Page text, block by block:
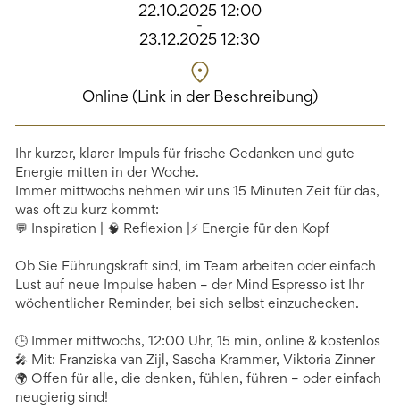
22.10.2025 12:00
-
23.12.2025 12:30
Online (Link in der Beschreibung)
Ihr kurzer, klarer Impuls für frische Gedanken und gute
Energie mitten in der Woche.
Immer mittwochs nehmen wir uns 15 Minuten Zeit für das,
was oft zu kurz kommt:
💬 Inspiration | 🧠 Reflexion |⚡ Energie für den Kopf
Ob Sie Führungskraft sind, im Team arbeiten oder einfach
Lust auf neue Impulse haben – der Mind Espresso ist Ihr
wöchentlicher Reminder, bei sich selbst einzuchecken.
🕒 Immer mittwochs, 12:00 Uhr, 15 min, online & kostenlos
🎤 Mit: Franziska van Zijl, Sascha Krammer, Viktoria Zinner
🌍 Offen für alle, die denken, fühlen, führen – oder einfach
neugierig sind!